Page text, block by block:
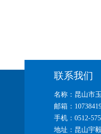
联系我们
名称：昆山市
邮箱：
手机：0512-
地址：昆山宇